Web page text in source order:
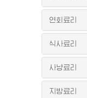
연회료리
식사료리
사냥료리
지방료리